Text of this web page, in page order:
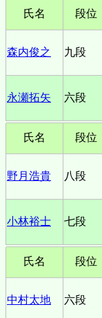
氏名 段位
森内俊之 九段
永瀬拓矢 六段
氏名 段位
野月浩貴 八段
小林裕士 七段
氏名 段位
中村太地 六段